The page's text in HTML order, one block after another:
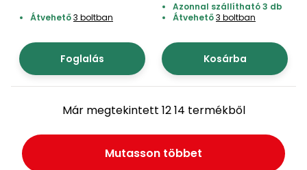
Átvehető3 boltban
Foglalás
Azonnal szállítható 3 db
Átvehető3 boltban
Kosárba
Már megtekintett 12 14 termékből
Mutasson többet